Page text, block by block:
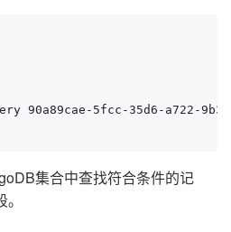
90a89cae-5fcc-35d6-a722-
集合中查找符合条件的记